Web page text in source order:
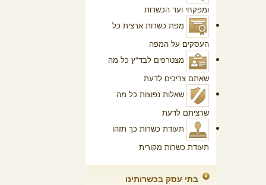
ומפקחי ועד הכשרות
מפת כשרות ארצית כל
העסקים על המפה
מצטרפים לבד"ץ כל מה
שאתם צריכים לדעת
שאלות נפוצות כל מה
שרציתם לדעת
תעודת כשרות כך תזהו
תעודת כשרות מקורית
בתי עסק בכשרותינו